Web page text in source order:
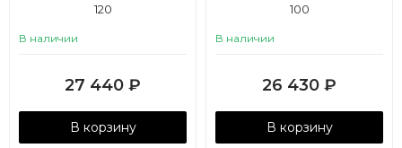
120
В наличии
27 440 ₽
В корзину
100
В наличии
26 430 ₽
В корзину